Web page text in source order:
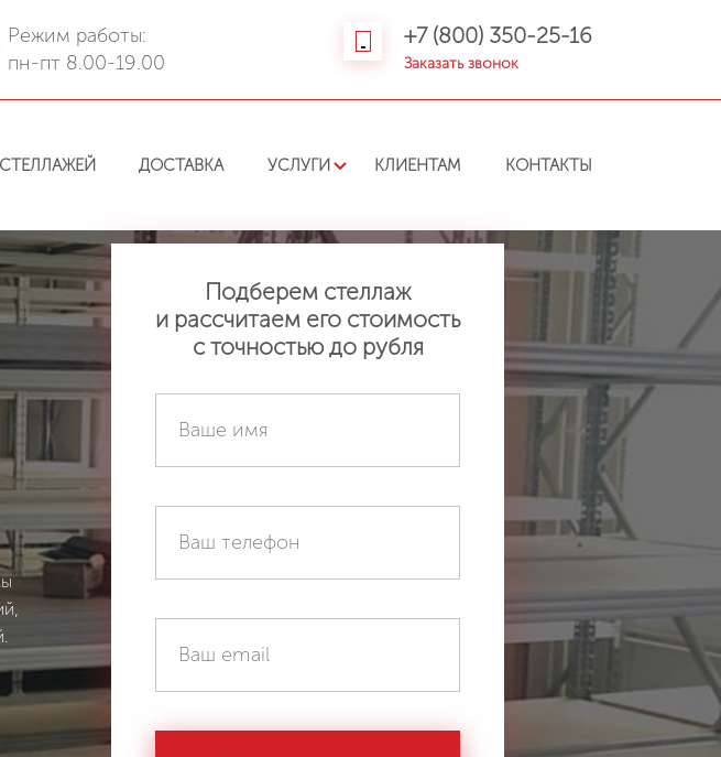
Режим работы:
пн-пт 8.00-19.00
+7 (800) 350-25-16
Заказать звонок
ДОСТАВКА УСЛУГИ КЛИЕНТАМ КОНТАКТЫ
Подберем стеллаж
и рассчитаем его стоимость
с точностью до рубля